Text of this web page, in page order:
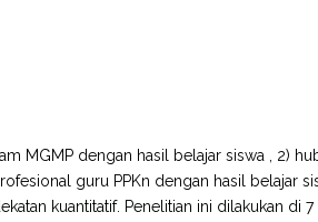
MGMP dengan hasil belajar siswa , 2)
guru PPKn dengan hasil belajar
kuantitatif. Penelitian ini dilakukan di